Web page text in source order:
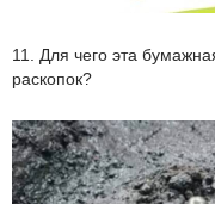
11. Для чего эта
раскопок?